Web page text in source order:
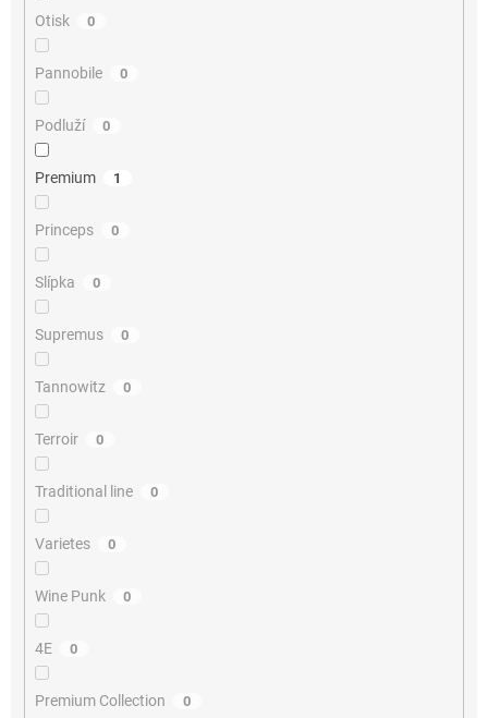
Otisk 0
Pannobile 0
Podluží 0
Premium 1
Princeps 0
Slípka 0
Supremus 0
Tannowitz 0
Terroir 0
Traditional line 0
Varietes 0
Wine Punk 0
4E 0
Premium Collection 0